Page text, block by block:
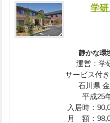
学研
静かな環
運営：学
サービス付
石川県
平成25
入居時：
月 額：